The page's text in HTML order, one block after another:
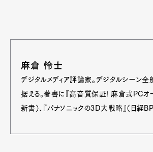
麻倉 怜士
デジタルメディア評論家。デジタルシーン
据える。著書に『高音質保証! 麻倉式PCオー
新書）、『パナソニックの3D大戦略』（日経